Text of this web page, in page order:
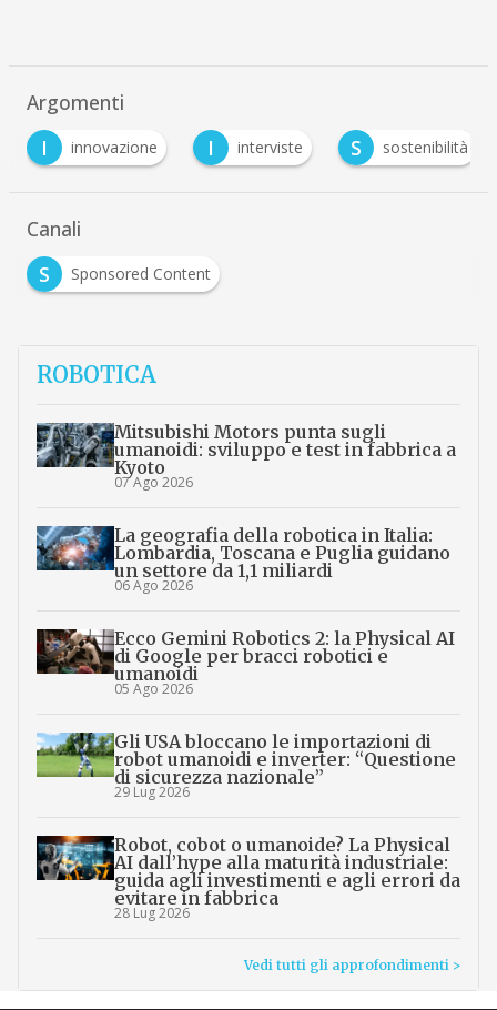
Argomenti
I
innovazione I interviste S sostenibilità
Canali
S
Sponsored Content
ROBOTICA
Mitsubishi Motors punta sugli
umanoidi: sviluppo e test in fabbrica a
Kyoto
07 Ago 2026
La geografia della robotica in Italia:
Lombardia, Toscana e Puglia guidano
un settore da 1,1 miliardi
06 Ago 2026
Ecco Gemini Robotics 2: la Physical AI
di Google per bracci robotici e
umanoidi
05 Ago 2026
Gli USA bloccano le importazioni di
robot umanoidi e inverter: “Questione
di sicurezza nazionale”
29 Lug 2026
Robot, cobot o umanoide? La Physical
AI dall’hype alla maturità industriale:
guida agli investimenti e agli errori da
evitare in fabbrica
28 Lug 2026
Vedi tutti gli approfondimenti >